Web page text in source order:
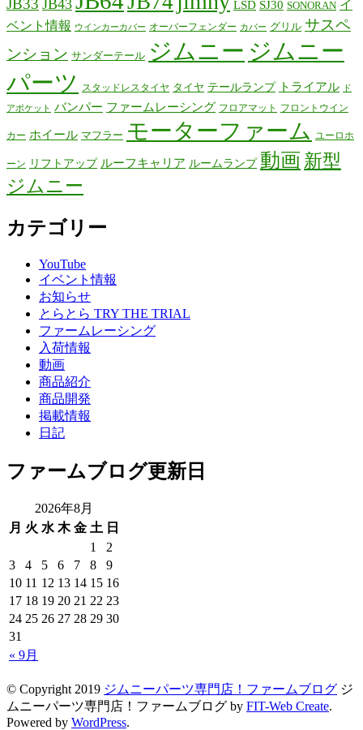
JB33 JB43 LSD SJ30 SONORAN イ
ベント情報
ウインカーカバー オーバーフェンダー カバー グリル サスペ
ンション サンダーテール ジムニー ジムニー
パーツ
スタッドレスタイヤ タイヤ テールランプ トライアル ド
アポケット バンパー ファームレーシング フロアマット フロントウイン
カー ホイール マフラー モーターファーム ユーロホ
ーン リフトアップ ルーフキャリア ルームランプ 動画 新型
ジムニー
カテゴリー
YouTube
イベント情報
お知らせ
とらとら TRY THE TRIAL
ファームレーシング
入荷情報
動画
商品紹介
商品開発
掲載情報
日記
ファームブログ更新日
2026年8月
月 火 水 木 金 土 日
« 9月
1
2
3
4 5 6 7 8
9
10 11 12 13 14 15 16
17 18 19 20 21 22 23
24 25 26 27 28 29 30
31
© Copyright 2019 ジムニーパーツ専門店！ファームブログ ジ
ムニーパーツ専門店！ファームブログ by FIT-Web Create.
Powered by WordPress.